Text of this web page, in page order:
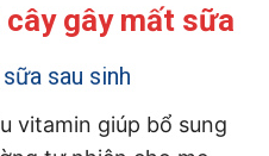
gây mất sữa
sau sinh
vitamin giúp bổ sung